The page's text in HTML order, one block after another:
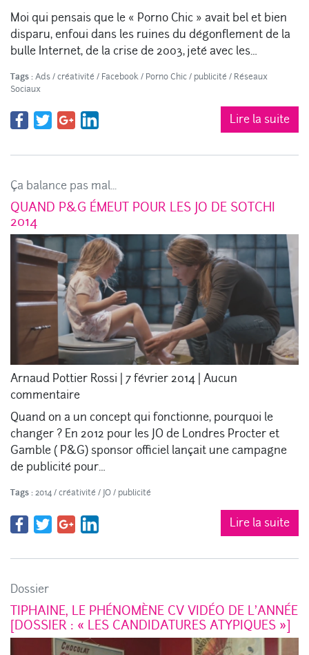
Moi qui pensais que le « Porno Chic » avait bel et bien
disparu, enfoui dans les ruines du dégonflement de la
bulle Internet, de la crise de 2003, jeté avec les…
Tags : Ads/créativité / Facebook/ Porno Chic/ publicité / Réseaux
Sociaux
Lire la suite
Ça balance pas mal...
QUAND P&G ÉMEUT POUR LES JO DE SOTCHI
2014
Arnaud Pottier Rossi 7 février 2014 Aucun
commentaire
Quand on a un concept qui fonctionne, pourquoi le
changer ? En 2012 pour les JO de Londres Procter et
Gamble ( P&G) sponsor officiel lançait une campagne
de publicité pour…
Tags : 2014/créativité / JO/ publicité
Lire la suite
Dossier
TIPHAINE, LE PHÉNOMÈNE CV VIDÉO DE L’ANNÉE
[DOSSIER : « LES CANDIDATURES ATYPIQUES »]